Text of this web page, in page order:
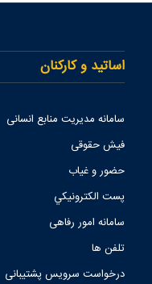
اساتید و کارکنان
سامانه مدیریت منابع انسانی
فیش حقوقی
حضور و غیاب
پست الكترونيكي
سامانه امور رفاهی
تلفن ها
درخواست سرویس پشتیبانی